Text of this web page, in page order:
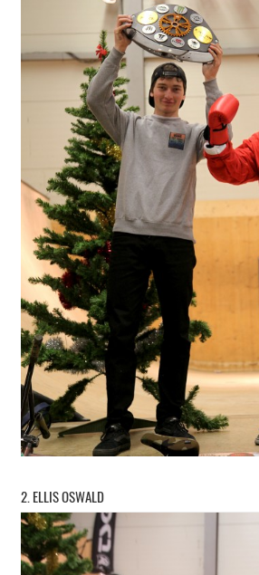
2. ELLIS OSWALD